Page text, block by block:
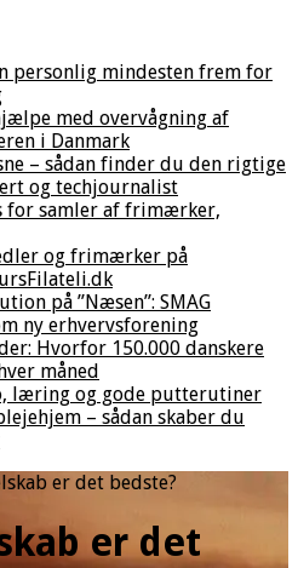
personlig mindesten frem for
med overvågning af
i Danmark
– sådan finder du den rigtige
og techjournalist
for samler af frimærker,
og frimærker på
på ”Næsen”: SMAG
ny erhvervsforening
Hvorfor 150.000 danskere
måned
læring og gode putterutiner
– sådan skaber du
er det bedste?
er det